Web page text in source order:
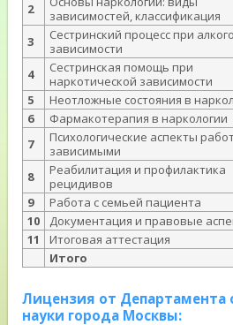
2
зависимостей, классификация
3
Сестринский процесс при
зависимости
4
Сестринская помощь при
наркотической зависимости
5
Неотложные состояния в
6
Фармакотерапия в наркологии
7
Психологические аспекты
зависимыми
8
Реабилитация и профилактика
рецидивов
9
Работа с семьей пациента
10
Документация и правовые
11
Итоговая аттестация
Итого
Лицензия от Департамента
науки города Москвы: